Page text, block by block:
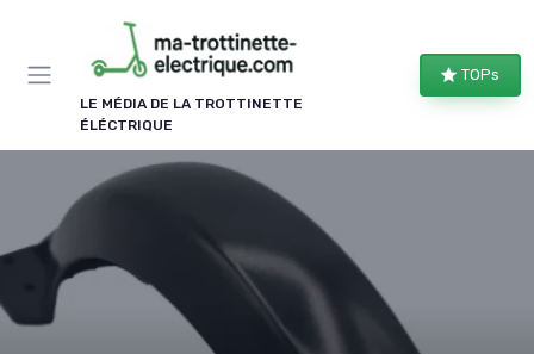
LE MÉDIA DE LA TROTTINETTE
ÉLÉCTRIQUE
TOPs